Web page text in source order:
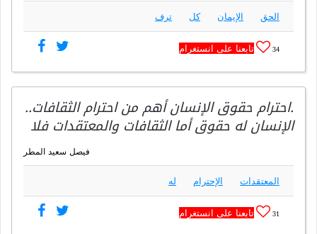
الحق الإيمان كل ترف
34 تابعنا على انستغرام
.احترام حقوق الإنسان أهم من احترام الثقافات..
الإنسان له حقوق أما الثقافات والمعتقدات فلا
فيصل سعيد المطر
المعتقدات الإحترام له
31 تابعنا على انستغرام